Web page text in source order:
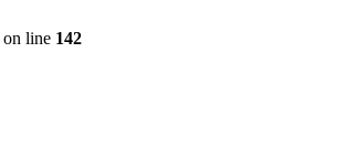
on line 142